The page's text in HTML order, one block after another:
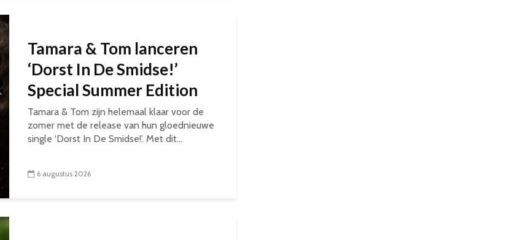
Tamara & Tom lanceren
‘Dorst In De Smidse!’
Special Summer Edition
Tamara & Tom zijn helemaal klaar voor de
zomer met de release van hun gloednieuwe
single ‘Dorst In De Smidse!’. Met dit...
6 augustus 2026